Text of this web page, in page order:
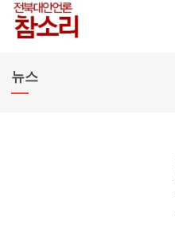
뉴스